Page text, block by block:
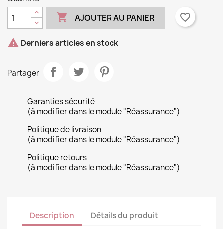
Ajouter à ma liste d'envies
add_circle_outline Créer une nouvelle liste
à votre liste d'envies.
Annuler
 AJOUTER AU PANIER favorite_border
 Derniers articles en stock
Partager
Garanties sécurité
(à modifier dans le module "Réassurance")
Politique de livraison
(à modifier dans le module "Réassurance")
Politique retours
(à modifier dans le module "Réassurance")
Description Détails du produit